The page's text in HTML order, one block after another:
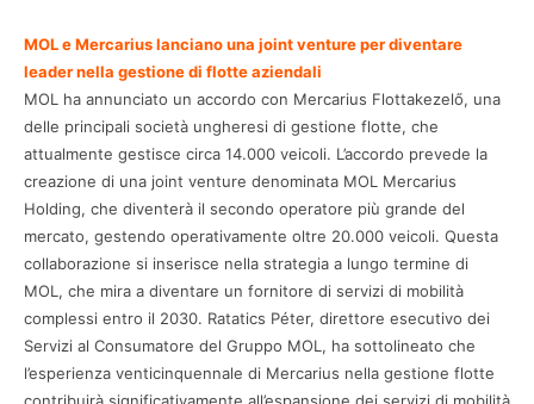
MOL e Mercarius lanciano una joint venture per diventare
leader nella gestione di flotte aziendali
MOL ha annunciato un accordo con Mercarius Flottakezelő, una
delle principali società ungheresi di gestione flotte, che
attualmente gestisce circa 14.000 veicoli. L’accordo prevede la
creazione di una joint venture denominata MOL Mercarius
Holding, che diventerà il secondo operatore più grande del
mercato, gestendo operativamente oltre 20.000 veicoli. Questa
collaborazione si inserisce nella strategia a lungo termine di
MOL, che mira a diventare un fornitore di servizi di mobilità
complessi entro il 2030. Ratatics Péter, direttore esecutivo dei
Servizi al Consumatore del Gruppo MOL, ha sottolineato che
l’esperienza venticinquennale di Mercarius nella gestione flotte